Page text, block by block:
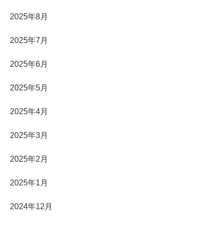
2025年8月
2025年7月
2025年6月
2025年5月
2025年4月
2025年3月
2025年2月
2025年1月
2024年12月